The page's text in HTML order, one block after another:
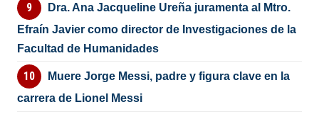
Dra. Ana Jacqueline Ureña juramenta al Mtro.
Efraín Javier como director de Investigaciones de la
Facultad de Humanidades
Muere Jorge Messi, padre y figura clave en la
carrera de Lionel Messi